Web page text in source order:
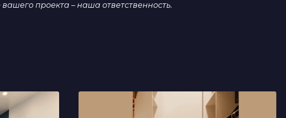
проекта – наша ответственность.